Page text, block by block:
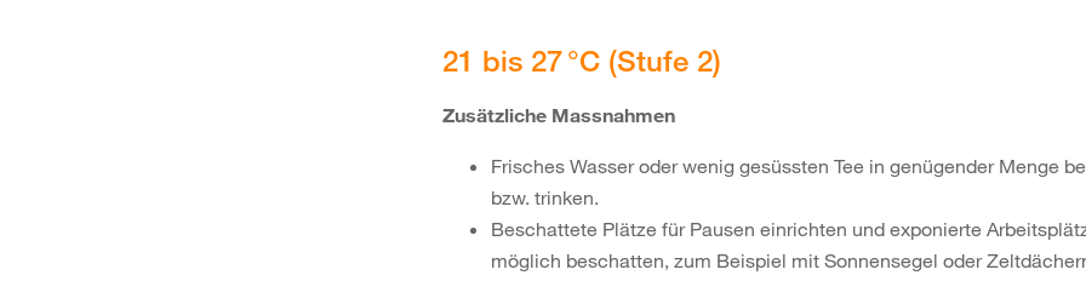
21 bis 27 °C (Stufe 2)
Zusätzliche Massnahmen
Frisches Wasser oder wenig gesüssten Tee in genügender Menge
bzw. trinken.
Beschattete Plätze für Pausen einrichten und exponierte
möglich beschatten, zum Beispiel mit Sonnensegel oder